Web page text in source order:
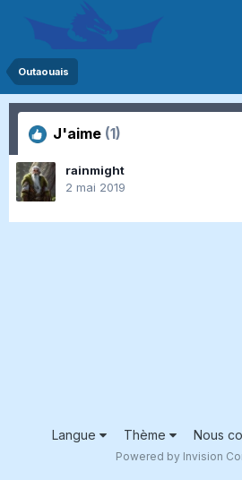
Outaouais
J'aime (1)
rainmight
2 mai 2019
Langue Thème Nous
Powered by Invision